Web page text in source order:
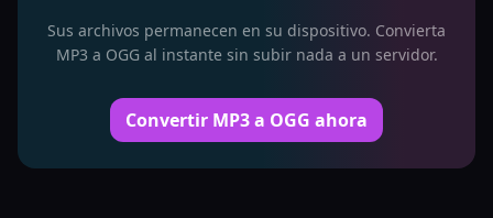
Sus archivos permanecen en su dispositivo. Convierta
MP3 a OGG al instante sin subir nada a un servidor.
Convertir MP3 a OGG ahora